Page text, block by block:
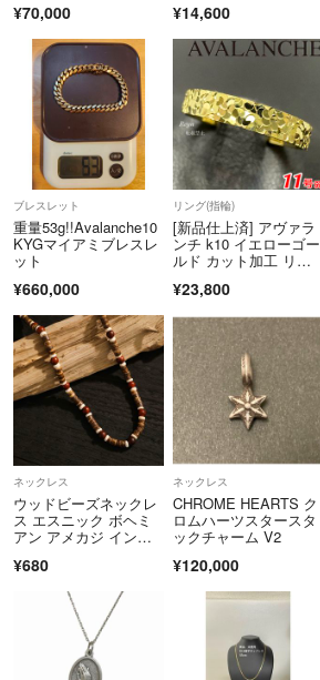
¥70,000 ¥14,600
ブレスレット
重量53g!!Avalanche10
KYGマイアミブレスレ
ット
¥660,000
リング(指輪)
[新品仕上済] アヴァラ
ンチ k10 イエローゴー
ルド カット加工 リン
¥23,800
ネックレス
ウッドビーズネックレ
ス エスニック ボヘミ
アン アメカジ インデ
クレス サーフ フェス
¥680
ネックレス
CHROME HEARTS ク
ロムハーツスタースタ
ックチャーム V2
¥120,000